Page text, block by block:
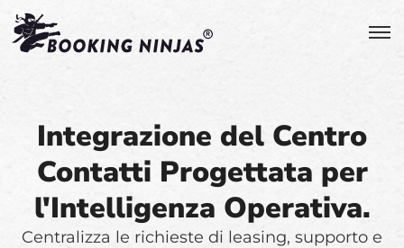
Integrazione del Centro
Contatti Progettata per
l'Intelligenza Operativa.
Centralizza le richieste di leasing, supporto e